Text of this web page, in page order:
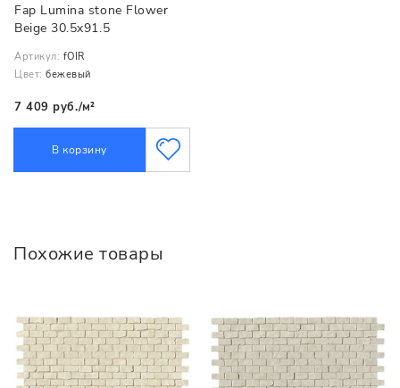
Fap Lumina stone Flower
Beige 30.5x91.5
Артикул: fOIR
Цвет: бежевый
7 409 руб./м²
В корзину
Похожие товары